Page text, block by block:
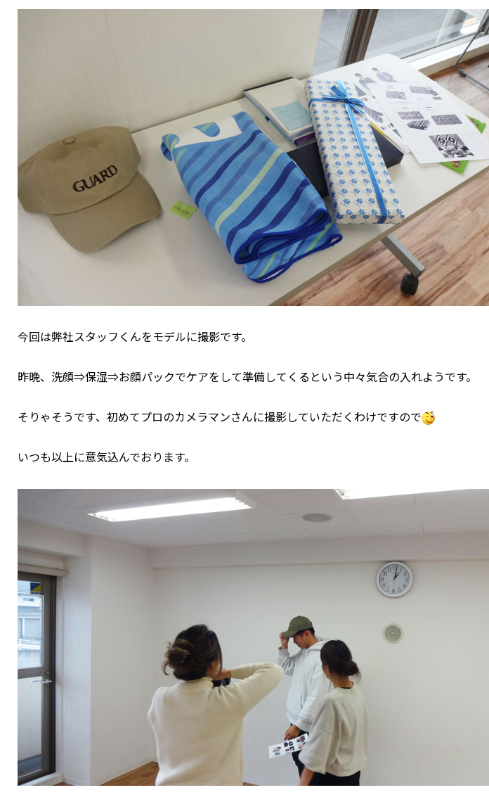
今回は弊社スタッフくんをモデルに撮影です。
昨晩、洗顔⇒保湿⇒お顔パックでケアをして準備してくるという中々気合の入れようです。
そりゃそうです、初めてプロのカメラマンさんに撮影していただくわけですので
いつも以上に意気込んでおります。